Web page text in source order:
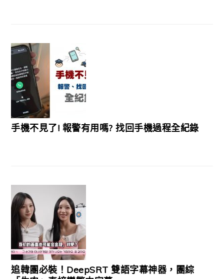
手機不見了! 報警有用嗎? 找回手機過程全紀錄
追韓團必裝！DeepSRT 雙語字幕神器，團綜